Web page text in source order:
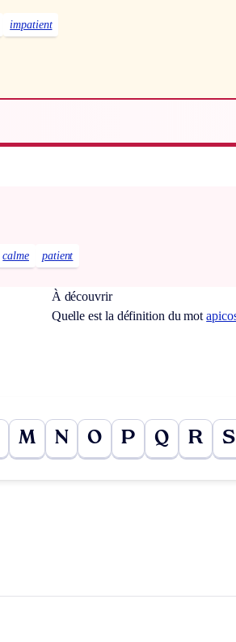
impatient
calme patient
À découvrir
Quelle est la définition du mot
M N O P Q R S